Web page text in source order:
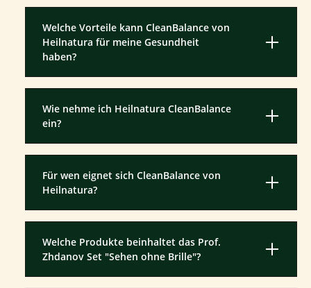
Welche Vorteile kann CleanBalance von
Heilnatura für meine Gesundheit
haben?
Wie nehme ich Heilnatura CleanBalance
ein?
Für wen eignet sich CleanBalance von
Heilnatura?
Welche Produkte beinhaltet das Prof.
Zhdanov Set "Sehen ohne Brille"?